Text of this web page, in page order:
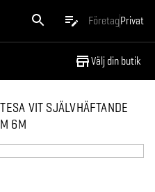
FöretagPrivat
Välj din butik
VIT SJÄLVHÄFTANDE
6M